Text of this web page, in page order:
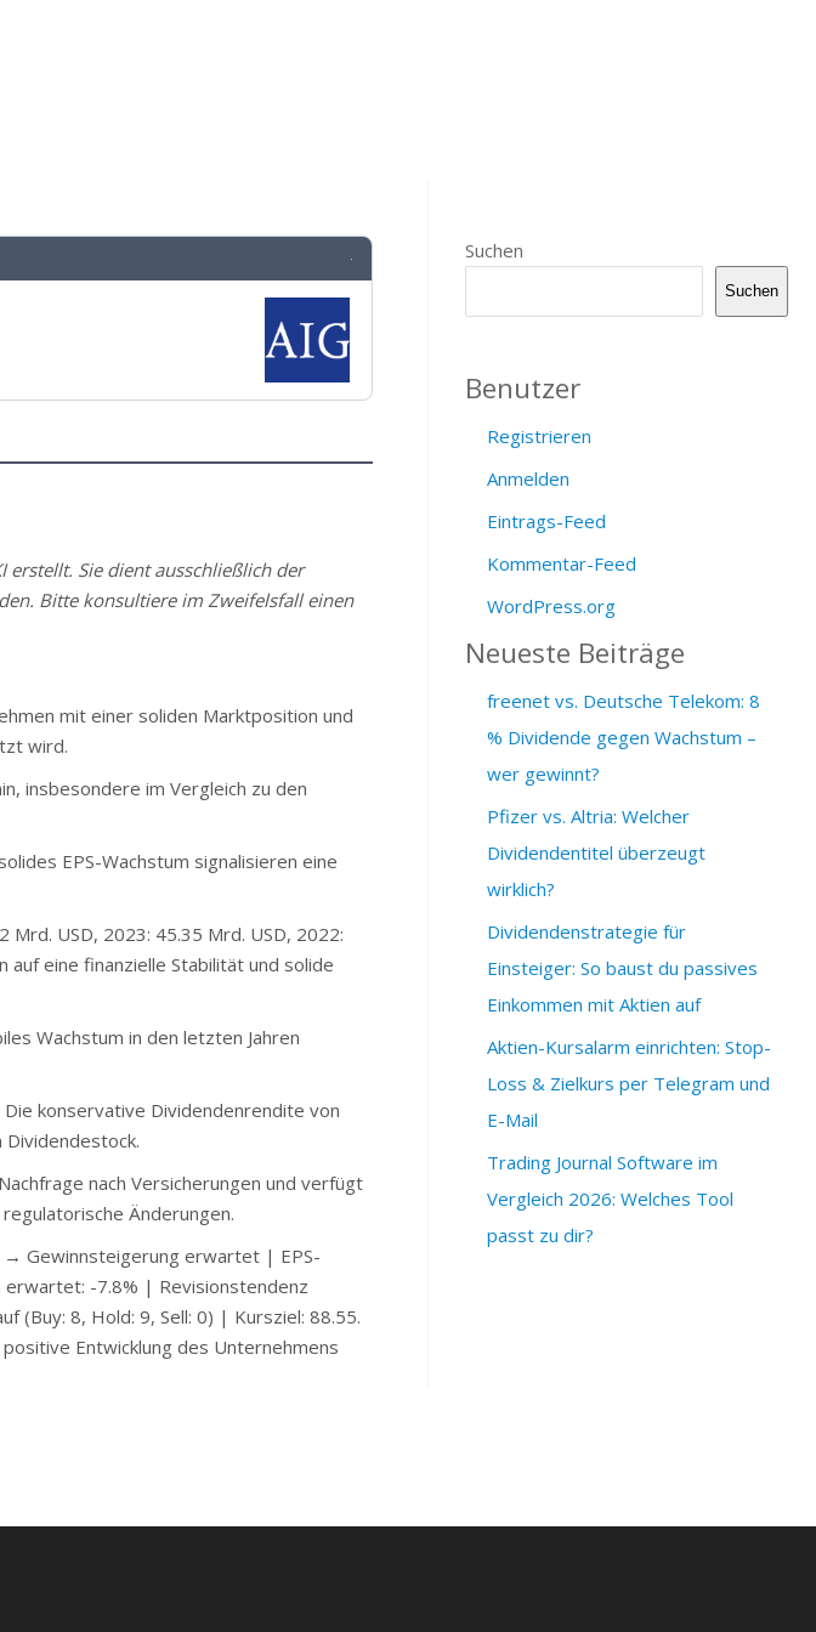
·
Sie dient ausschließlich der
Bitte konsultiere im Zweifelsfall einen
mit einer soliden Marktposition und
wird.
insbesondere im Vergleich zu den
EPS-Wachstum signalisieren eine
USD, 2023: 45.35 Mrd. USD, 2022:
auf eine finanzielle Stabilität und solide
Wachstum in den letzten Jahren
konservative Dividendenrendite von
nach Versicherungen und verfügt
Änderungen.
Gewinnsteigerung erwartet | EPS-
erwartet: -7.8% | Revisionstendenz
(Buy: 8, Hold: 9, Sell: 0) | Kursziel: 88.55.
Entwicklung des Unternehmens
Suchen
Suchen
Benutzer
Registrieren
Anmelden
Eintrags-Feed
Kommentar-Feed
WordPress.org
Neueste Beiträge
freenet vs. Deutsche Telekom: 8
% Dividende gegen Wachstum –
wer gewinnt?
Pfizer vs. Altria: Welcher
Dividendentitel überzeugt
wirklich?
Dividendenstrategie für
Einsteiger: So baust du passives
Einkommen mit Aktien auf
Aktien-Kursalarm einrichten: Stop-
Loss & Zielkurs per Telegram und
E-Mail
Trading Journal Software im
Vergleich 2026: Welches Tool
passt zu dir?